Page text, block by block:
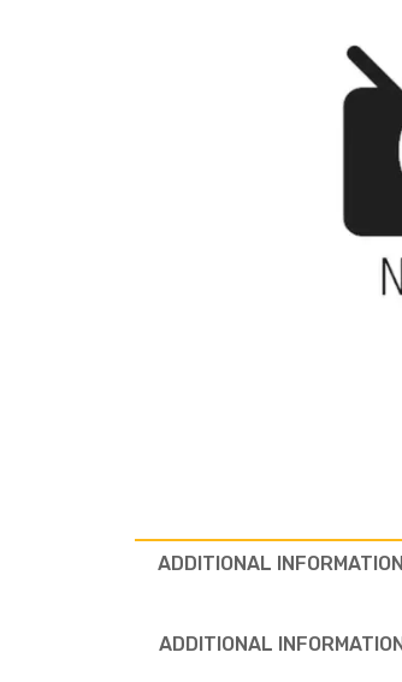
ADDITIONAL INFORMATION
ADDITIONAL INFORMATION